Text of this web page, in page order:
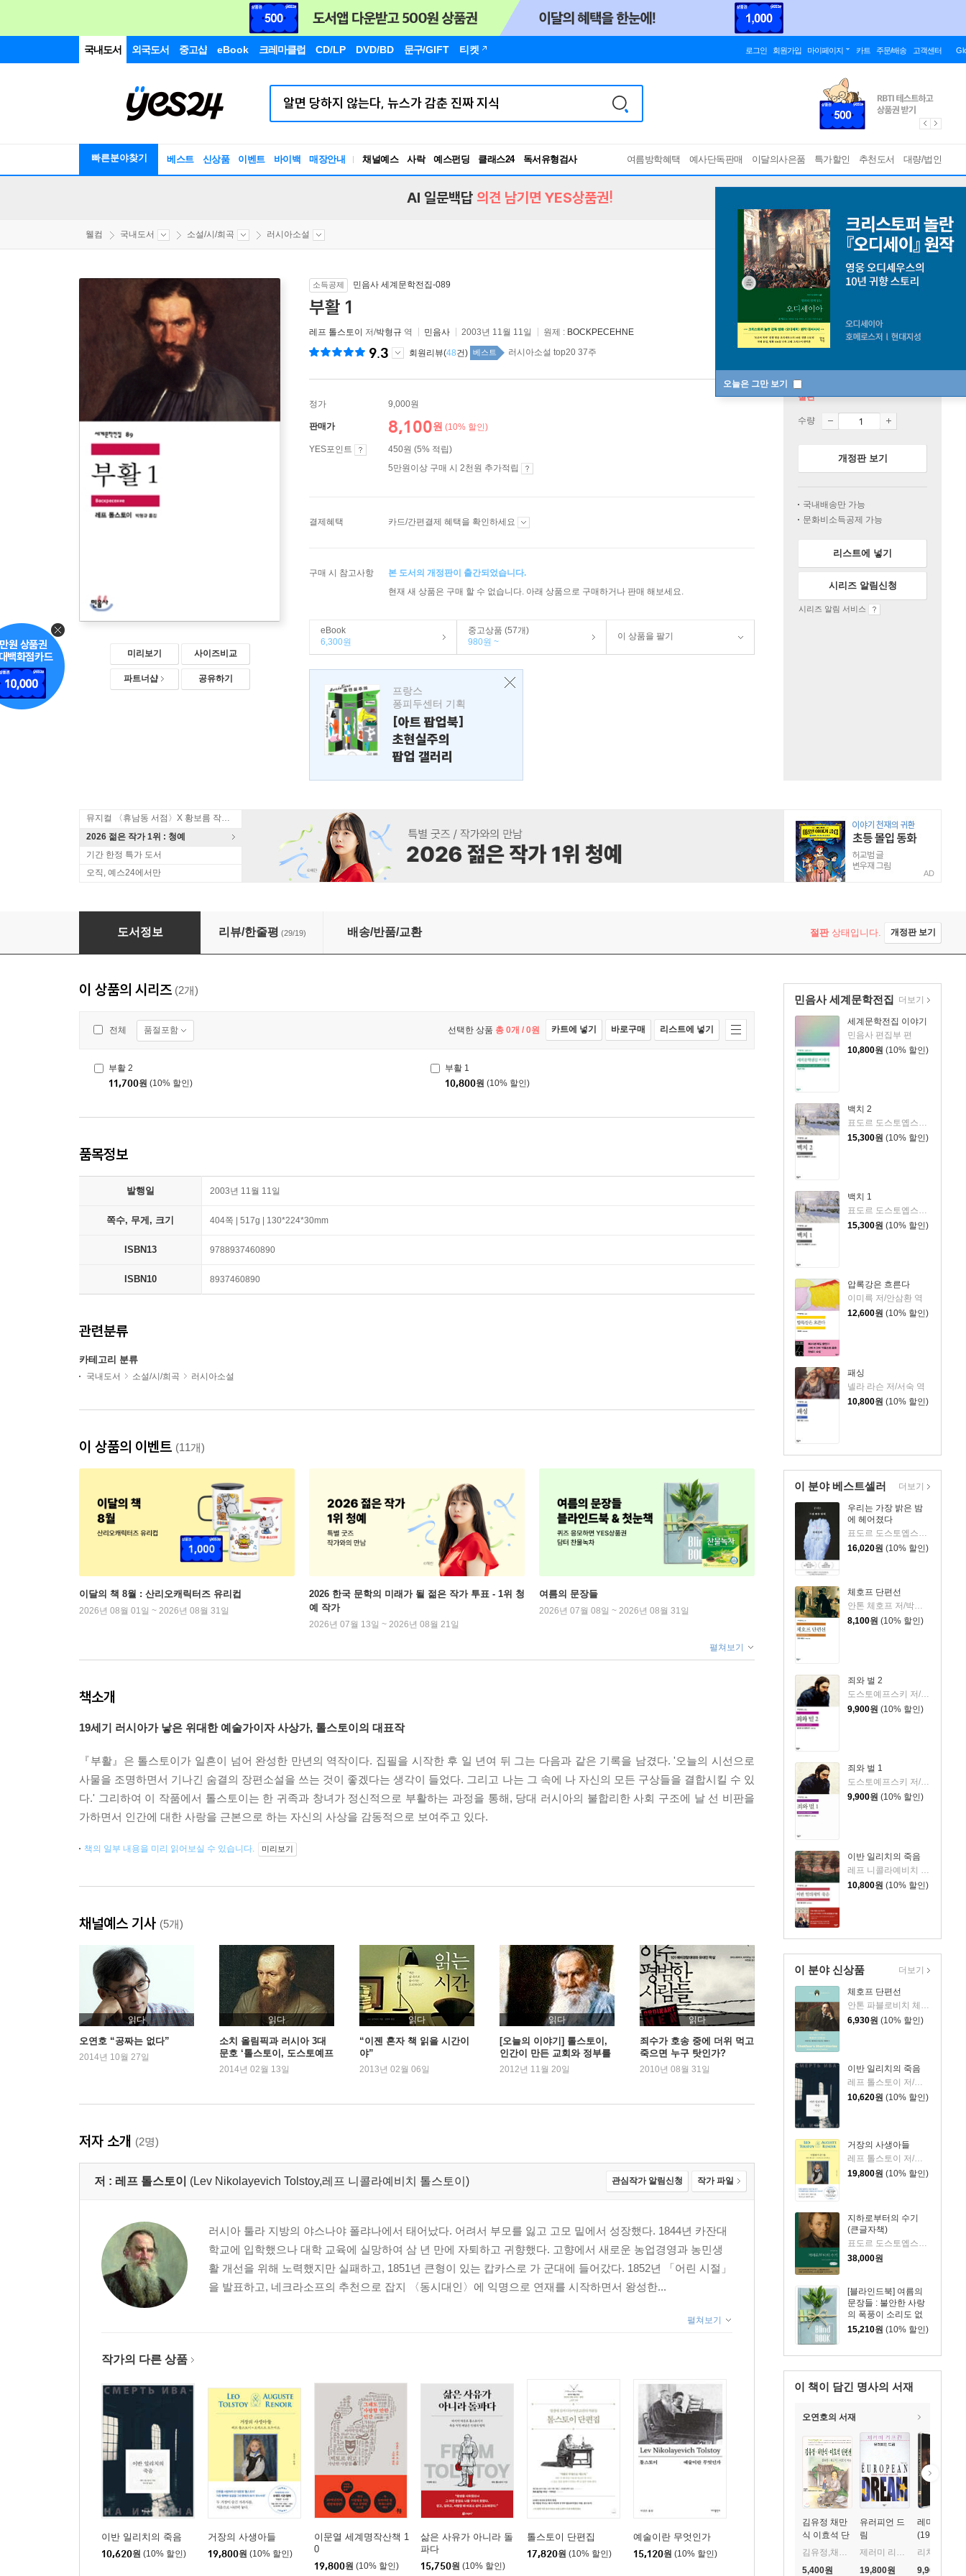
국내도서 외국도서 중고샵 eBook 크레마클럽 CD/LP DVD/BD 문구/GIFT 티켓 로그인 회원가입 마이페이지 카트 주문/배송 고객센터
빠른분야찾기 베스트 신상품 이벤트 바이백 매장안내 채널예스 사락 예스펀딩 클래스24
독서유형검사
RBTI Lab
여름방학혜택 예사단독판매 이달의사은품 특가할인 추천도서 대량/법인
오늘은 그만 보기
AI 일문백답 의견 남기면 YES상품권!
웰컴 국내도서 소설/시/희곡 러시아소설
미리보기 사이즈비교
파트너샵 공유하기
소득공제 민음사 세계문학전집-089
부활 1
레프 톨스토이 저/박형규 역 민음사 2003년 11월 11일 원제 : BOCKPECEHNE
9.3 회원리뷰(48건) 베스트 러시아소설 top20 37주
정가 9,000원
판매가 8,100원 (10% 할인)
YES포인트
450원 (5% 적립)
5만원이상 구매 시 2천원 추가적립
결제혜택 카드/간편결제 혜택을 확인하세요
구매 시 참고사항
본 도서의 개정판이 출간되었습니다.
현재 새 상품은 구매 할 수 없습니다. 아래 상품으로 구매하거나 판매 해보세요.
eBook
6,300원
중고상품 (57개)
980원 ~
이 상품을 팔기
프랑스
퐁피두센터 기획
[아트 팝업북]
초현실주의
팝업 갤러리
절판
수량
개정판 보기
국내배송만 가능
문화비소득공제 가능
리스트에 넣기
시리즈 알림신청
시리즈 알림 서비스
뮤지컬 〈휴남동 서점〉X 황보름 작가 북토크
2026 젊은 작가 1위 : 청예
기간 한정 특가 도서
오직, 예스24에서만
AD
도서정보 리뷰/한줄평 (29/19) 배송/반품/교환 절판상태입니다. 개정판 보기
민음사 세계문학전집
세계문학전집 이야기
민음사 편집부 편
10,800원 (10% 할인)
백치 2
표도르 도스토옙스키 저/김연경 역
15,300원 (10% 할인)
백치 1
표도르 도스토옙스키 저/김연경 역
15,300원 (10% 할인)
압록강은 흐른다
이미륵 저/안삼환 역
12,600원 (10% 할인)
패싱
넬라 라슨 저/서숙 역
10,800원 (10% 할인)
더보기
이 분야 베스트셀러
우리는 가장 밝은 밤
에 헤어졌다
16,020원 (10% 할인)
체호프 단편선
안톤 체호프 저/박현섭 역
8,100원 (10% 할인)
죄와 벌 2
도스토예프스키 저/김연경 역
9,900원 (10% 할인)
죄와 벌 1
도스토예프스키 저/김연경 역
9,900원 (10% 할인)
이반 일리치의 죽음
레프 니콜라예비치 톨스토이 저/김연경 역
10,800원 (10% 할인)
더보기
이 분야 신상품
체호프 단편선
안톤 파블로비치 체호프 저/장한 역
6,930원 (10% 할인)
이반 일리치의 죽음
레프 톨스토이 저/방교영 역
10,620원 (10% 할인)
거장의 사생아들
19,800원 (10% 할인)
지하로부터의 수기
(큰글자책)
표도르 도스토옙스키 저/조혜경 역
38,000원
[블라인드북] 여름의
문장들 : 불안한 사랑
의 폭풍이 소리도 없
이, 더 깊고 사납게 나
15,210원 (10% 할인)
더보기
이 책이 담긴 명사의 서재
오연호의 서재
김유정 채만
식 이효석 단
편선
5,400원
유러피언 드
림
19,800원
레미제라블
(1935)
9,900
이 상품의 시리즈 (2개)
전체 품절포함 선택한 상품 총 0개 / 0원 카트에 넣기 바로구매 리스트에 넣기
부활 2
11,700원 (10% 할인)
부활 1
10,800원 (10% 할인)
품목정보
발행일 2003년 11월 11일
쪽수, 무게, 크기 404쪽 | 517g | 130*224*30mm
ISBN13 9788937460890
ISBN10 8937460890
관련분류
카테고리 분류
국내도서 소설/시/희곡 러시아소설
이 상품의 이벤트 (11개)
이달의 책 8월 : 산리오캐릭터즈 유리컵
2026년 08월 01일 ~ 2026년 08월 31일
2026 한국 문학의 미래가 될 젊은 작가 투표 - 1위 청
예 작가
2026년 07월 13일 ~ 2026년 08월 21일
여름의 문장들
2026년 07월 08일 ~ 2026년 08월 31일
펼쳐보기
책소개
19세기 러시아가 낳은 위대한 예술가이자 사상가, 톨스토이의 대표작
『부활』은 톨스토이가 일흔이 넘어 완성한 만년의 역작이다. 집필을 시작한 후 일 년여 뒤 그는 다음과 같은 기록을 남겼다. '오늘의 시선으로
사물을 조명하면서 기나긴 숨결의 장편소설을 쓰는 것이 좋겠다는 생각이 들었다. 그리고 나는 그 속에 나 자신의 모든 구상들을 결합시킬 수 있
다.' 그리하여 이 작품에서 톨스토이는 한 귀족과 창녀가 정신적으로 부활하는 과정을 통해, 당대 러시아의 불합리한 사회 구조에 날 선 비판을
가하면서 인간에 대한 사랑을 근본으로 하는 자신의 사상을 감동적으로 보여주고 있다.
책의 일부 내용을 미리 읽어보실 수 있습니다. 미리보기
채널예스 기사 (5개)
읽다
오연호 “공짜는 없다”
2014년 10월 27일
읽다
소치 올림픽과 러시아 3대
문호 ‘톨스토이, 도스토예프
스키, 투르게네프’
2014년 02월 13일
읽다
“이젠 혼자 책 읽을 시간이
야”
2013년 02월 06일
읽다
[오늘의 이야기] 톨스토이,
인간이 만든 교회와 정부를
비판하다
2012년 11월 20일
읽다
죄수가 호송 중에 더위 먹고
죽으면 누구 탓인가?
2010년 08월 31일
저자 소개 (2명)
저 : 레프 톨스토이 (Lev Nikolayevich Tolstoy,레프 니콜라예비치 톨스토이) 관심작가 알림신청 작가 파일
러시아 툴라 지방의 야스나야 폴랴나에서 태어났다. 어려서 부모를 잃고 고모 밑에서 성장했다. 1844년 카잔대
학교에 입학했으나 대학 교육에 실망하여 삼 년 만에 자퇴하고 귀향했다. 고향에서 새로운 농업경영과 농민생
활 개선을 위해 노력했지만 실패하고, 1851년 큰형이 있는 캅카스로 가 군대에 들어갔다. 1852년 「어린 시절」
을 발표하고, 네크라소프의 추천으로 잡지 〈동시대인〉에 익명으로 연재를 시작하면서 왕성한...
펼쳐보기
작가의 다른 상품
이반 일리치의 죽음
10,620원 (10% 할인)
거장의 사생아들
19,800원 (10% 할인)
이문열 세계명작산책 1
0
19,800원 (10% 할인)
삶은 사유가 아니라 돌
파다
15,750원 (10% 할인)
톨스토이 단편집
17,820원 (10% 할인)
예술이란 무엇인가
15,120원 (10% 할인)